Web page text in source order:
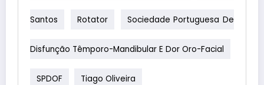
Santos Rotator Sociedade Portuguesa De
Disfunção Têmporo-Mandibular E Dor Oro-Facial
SPDOF Tiago Oliveira